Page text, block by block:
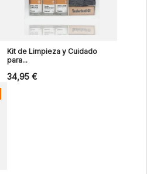
Kit de Limpieza y Cuidado
para...
34,95 €